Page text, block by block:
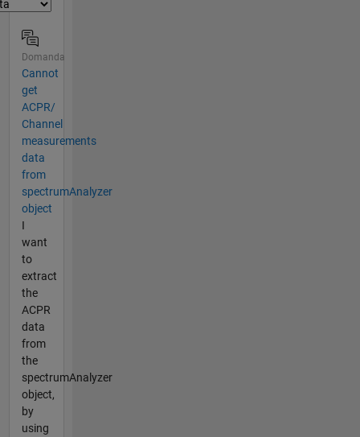
Domanda
Cannot
get
ACPR/
Channel
measurements
data
from
spectrumAnalyzer
object
I
want
to
extract
the
ACPR
data
from
the
spectrumAnalyzer
object,
by
using